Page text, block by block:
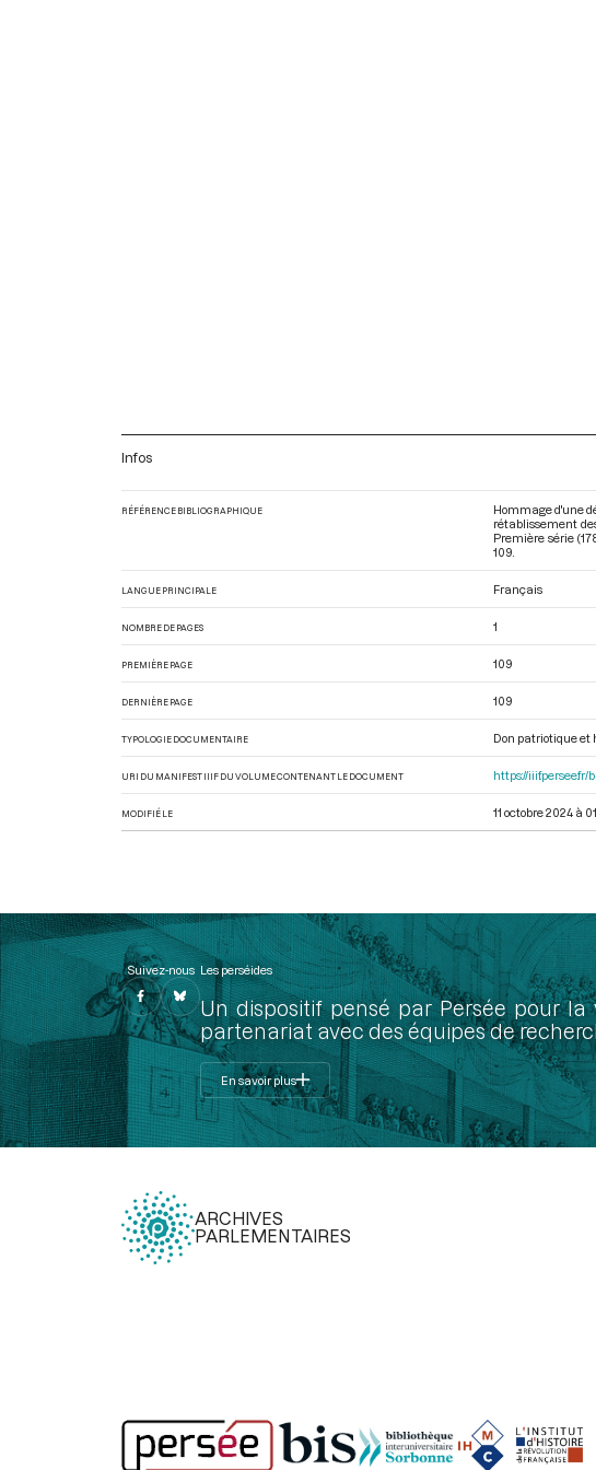
Infos
RÉFÉRENCE BIBLIOGRAPHIQUE
Hommage d'une
rétablissement
Première série
109.
LANGUE PRINCIPALE Français
NOMBRE DE PAGES 1
PREMIÈRE PAGE 109
DERNIÈRE PAGE 109
TYPOLOGIE DOCUMENTAIRE Don patriotique et
URI DU MANIFEST IIIF DU VOLUME CONTENANT LE DOCUMENT https://
MODIFIÉ LE 11 octobre 2024 à
Suivez-nous Les perséides
Un dispositif pensé par Persée pour
partenariat avec des équipes de
En savoir plus
ARCHIVES
PARLEMENTAIRES